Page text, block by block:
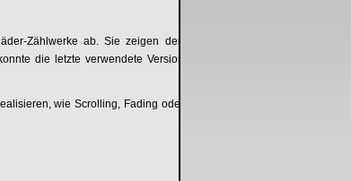
Zählwerke ab. Sie zeigen den
die letzte verwendete Version
wie Scrolling, Fading oder